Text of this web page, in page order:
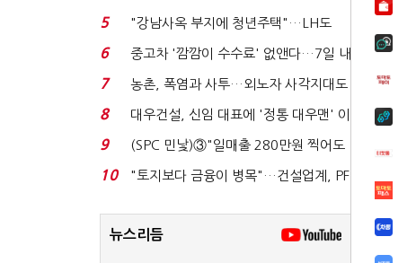
의료 혁신 본격...
5
"강남사옥 부지에 청년주택"…LH도
'공급 속도전'...
6
중고차 '깜깜이 수수료' 없앤다…7일 내
중대하자 생기...
7
농촌, 폭염과 사투…외노자 사각지대도
없앤다
8
대우건설, 신임 대표에 '정통 대우맨' 이
강석 부사장 내정...
9
(SPC 민낯)③"일매출 280만원 찍어도
수익 제자리"…점...
10
"토지보다 금융이 병목"…건설업계, PF
뉴스리듬